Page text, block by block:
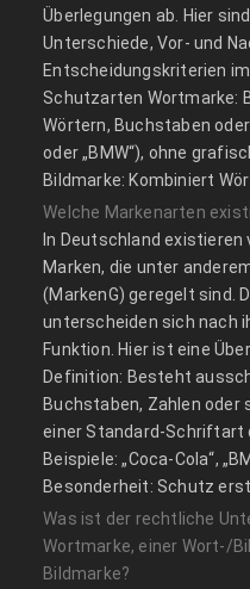
Überlegungen ab. Hier
Unterschiede, Vor- und
Entscheidungskriterien
Schutzarten Wortmarke:
Wörtern, Buchstaben oder
oder „BMW“), ohne
Bildmarke: Kombiniert
Welche Markenarten
In Deutschland
Marken, die unter
(MarkenG) geregelt sind.
unterscheiden sich nach
Funktion. Hier ist eine
Definition: Besteht
Buchstaben, Zahlen oder
einer Standard-Schriftart
Beispiele: „Coca-Cola“,
Besonderheit: Schutz
Was ist der rechtliche
Wortmarke, einer Wort-/
Bildmarke?